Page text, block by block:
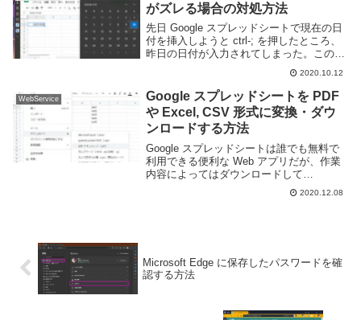
がズレる場合の対処方法
先日 Google スプレッドシートで現在の日
付を挿入しようと ctrl-; を押したところ、
昨日の日付が入力されてしまった。このよ
うに10月10日なのに10月9日と入力されて
しまった。どうやらスプレッドシートは内
部的には日本ではないタイム...
2020.10.12
WebService
Google スプレッドシートを PDF
や Excel, CSV 形式に変換・ダウ
ンロードする方法
Google スプレッドシートは誰でも無料で
利用できる便利な Web アプリだが、作業
内容によってはダウンロードして
Microsoft Excel や CSV ファイルとして編
集したり、表示内容を PDF などの形式で
2020.12.08
Microsoft Edge に保存したパスワードを確
認する方法